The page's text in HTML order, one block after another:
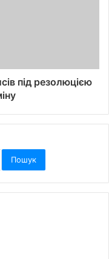
під резолюцією
Пошук